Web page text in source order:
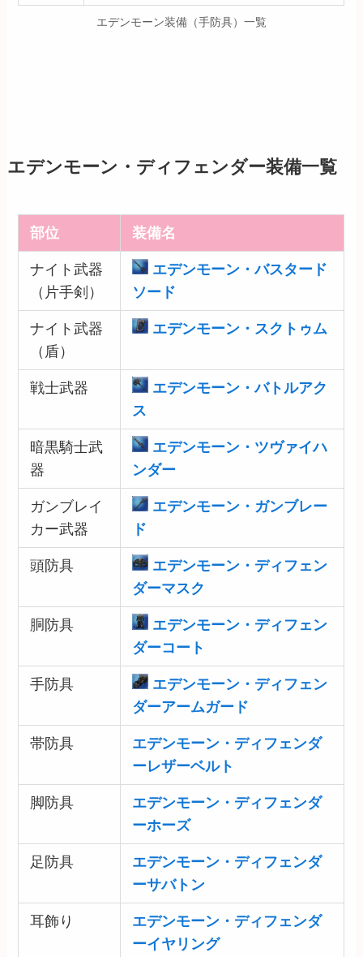
エデンモーン装備（手防具）一覧
エデンモーン・ディフェンダー装備一覧
部位 装備名
ナイト武器
（片手剣）
エデンモーン・バスタード
ソード
ナイト武器
（盾）
エデンモーン・スクトゥム
戦士武器
エデンモーン・バトルアク
ス
暗黒騎士武
器
エデンモーン・ツヴァイハ
ンダー
ガンブレイ
カー武器
エデンモーン・ガンブレー
ド
頭防具
エデンモーン・ディフェン
ダーマスク
胴防具
エデンモーン・ディフェン
ダーコート
手防具
エデンモーン・ディフェン
ダーアームガード
帯防具
エデンモーン・ディフェンダ
ーレザーベルト
脚防具
エデンモーン・ディフェンダ
ーホーズ
足防具
エデンモーン・ディフェンダ
ーサバトン
耳飾り
エデンモーン・ディフェンダ
ーイヤリング